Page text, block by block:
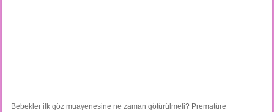
Bebekler ilk göz muayenesine ne zaman götürülmeli? Prematüre